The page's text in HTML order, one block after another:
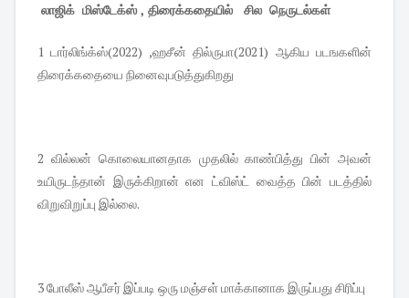
லாஜிக் மிஸ்டேக்ஸ் , திரைக்கதையில் சில நெருடல்கள்
1 டார்லிங்க்ஸ்(2022) ,ஹசீன் தில்ருபா(2021) ஆகிய படஙகளின்
திரைக்கதையை நினைவுபடுத்துகிறது
2 வில்லன் கொலையானதாக முதலில் காண்பித்து பின் அவன்
உயிருடந்தான் இருக்கிறான் என ட்விஸ்ட் வைத்த பின் படத்தில்
விறுவிறுப்பு இல்லை.
3 போலீஸ் ஆபீசர் இப்படி ஒரு மஞ்சள் மாக்கானாக இருப்பது சிரிப்பு